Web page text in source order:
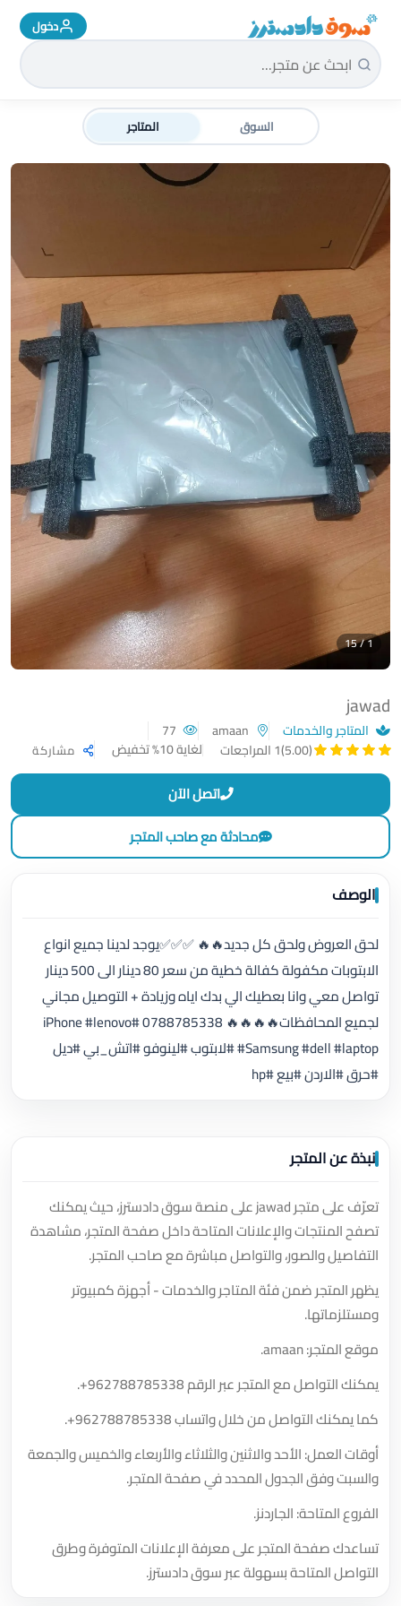
سوق دادسترز الرئيسية دخول
السوق المتاجر
jawad
المتاجر والخدمات
(5.00)
1 المراجعات لغاية 10% تخفيض مشاركة
1 / 15
اتصل الآن
محادثة مع صاحب المتجر
الوصف
لحق العروض ولحق كل جديد🔥🔥 ✅️✅️✅️يوجد لدينا جميع انواع
الابتوبات مكفولة كفالة خطية من سعر 80 دينار الى 500 دينار
تواصل معي وانا بعطيك الي بدك اياه وزيادة + التوصيل مجاني
لجميع المحافظات🔥🔥🔥🔥 0788785338 #iPhone #lenovo
#Samsung #dell #laptop #لابتوب #لينوفو #اتش_بي #ديل
#حرق #الاردن #بيع #hp
نبذة عن المتجر
تعرّف على متجر jawad على منصة سوق دادسترز، حيث يمكنك
تصفح المنتجات والإعلانات المتاحة داخل صفحة المتجر، مشاهدة
التفاصيل والصور، والتواصل مباشرة مع صاحب المتجر.
يظهر المتجر ضمن فئة المتاجر والخدمات - أجهزة كمبيوتر
ومستلزماتها.
موقع المتجر: amaan.
يمكنك التواصل مع المتجر عبر الرقم+962788785338
.
كما يمكنك التواصل من خلال واتساب+962788785338
.
أوقات العمل: الأحد والاثنين والثلاثاء والأربعاء والخميس والجمعة
والسبت وفق الجدول المحدد في صفحة المتجر.
الفروع المتاحة: الجاردنز.
تساعدك صفحة المتجر على معرفة الإعلانات المتوفرة وطرق
التواصل المتاحة بسهولة عبر سوق دادسترز.